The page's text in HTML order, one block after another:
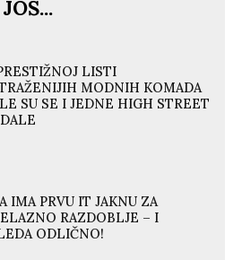
LISTI
MODNIH KOMADA
SU SE I JEDNE HIGH STREET
IMA PRVU IT JAKNU ZA
RAZDOBLJE – I
ODLIČNO!